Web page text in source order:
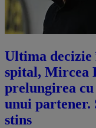
Ultima decizie
spital, Mircea
prelungirea
unui partener.
stins